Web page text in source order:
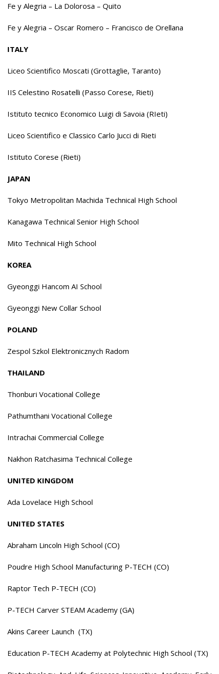
Fe y Alegria – La Dolorosa – Quito
Fe y Alegria – Oscar Romero – Francisco de Orellana
ITALY
Liceo Scientifico Moscati (Grottaglie, Taranto)
IIS Celestino Rosatelli (Passo Corese, Rieti)
Istituto tecnico Economico Luigi di Savoia (RIeti)
Liceo Scientifico e Classico Carlo Jucci di Rieti
Istituto Corese (Rieti)
JAPAN
Tokyo Metropolitan Machida Technical High School
Kanagawa Technical Senior High School
Mito Technical High School
KOREA
Gyeonggi Hancom AI School
Gyeonggi New Collar School
POLAND
Zespol Szkol Elektronicznych Radom
THAILAND
Thonburi Vocational College
Pathumthani Vocational College
Intrachai Commercial College
Nakhon Ratchasima Technical College
UNITED KINGDOM
Ada Lovelace High School
UNITED STATES
Abraham Lincoln High School (CO)
Poudre High School Manufacturing P-TECH (CO)
Raptor Tech P-TECH (CO)
P-TECH Carver STEAM Academy (GA)
Akins Career Launch (TX)
Education P-TECH Academy at Polytechnic High School (TX)